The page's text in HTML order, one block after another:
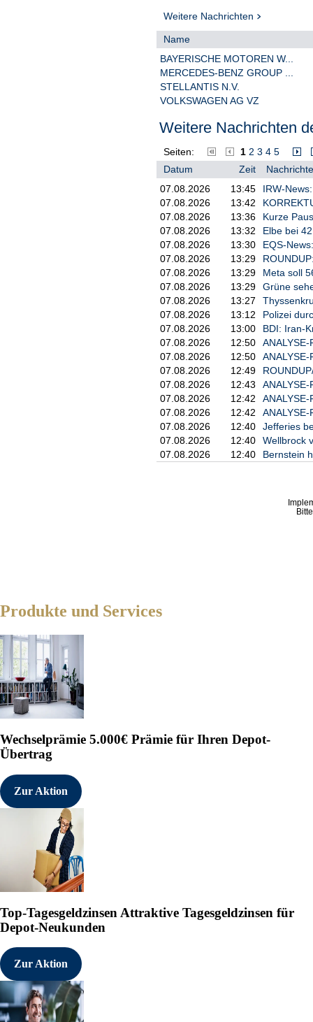
Weitere Nachrichten
Name
BAYERISCHE MOTOREN W...
MERCEDES-BENZ GROUP ...
STELLANTIS N.V.
VOLKSWAGEN AG VZ
Weitere Nachrichten
Seiten: 1 2 3 4 5
Datum
Zeit
07.08.2026
13:45
IRW-
07.08.2026
13:42
07.08.2026
13:36
Kurze
07.08.2026
13:32
Elbe bei
07.08.2026
13:30
EQS-
07.08.2026
13:29
07.08.2026
13:29
Meta soll
07.08.2026
13:29
Grüne
07.08.2026
13:27
07.08.2026
13:12
Polizei
07.08.2026
13:00
BDI: Iran-
07.08.2026
12:50
07.08.2026
12:50
07.08.2026
12:49
07.08.2026
12:43
07.08.2026
12:42
07.08.2026
12:42
07.08.2026
12:40
Jefferies
07.08.2026
12:40
Wellbrock
07.08.2026
12:40 Bernstein
Produkte und Services
Wechselprämie 5.000€ Prämie für Ihren Depot-
Übertrag
Zur Aktion
Top-Tagesgeldzinsen Attraktive Tagesgeldzinsen für
Depot-Neukunden
Zur Aktion